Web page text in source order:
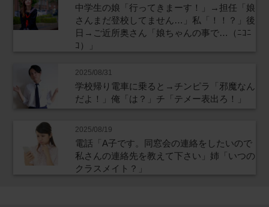
中学生の娘「行ってきまーす！」→担任「娘
さんまだ登校してません…」私「！！？」後
日→ご近所奥さん「娘ちゃんの事で…（ﾆｺﾆ
ｺ）」
2025/08/31
学校帰り電車に乗ると→チンピラ「邪魔なん
だよ！」俺「は？」チ「テメー表出ろ！」
2025/08/19
電話「A子です。同窓会の連絡をしたいので
私さんの連絡先を教えて下さい」姉「いつの
クラスメイト？」